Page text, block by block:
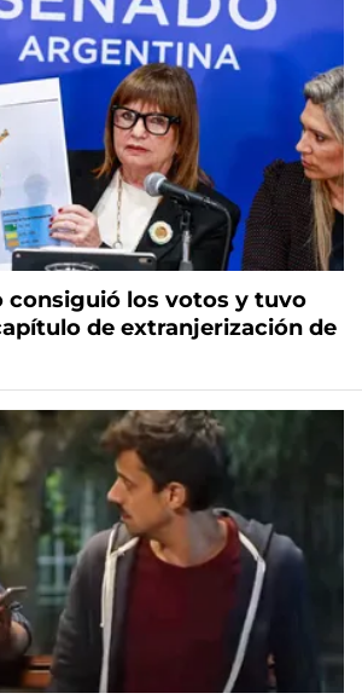
consiguió los votos y tuvo
de extranjerización de